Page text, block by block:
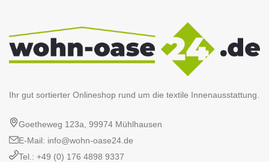
Ihr gut sortierter Onlineshop rund um die textile Innenausstattung.
Goetheweg 123a, 99974 Mühlhausen
E-Mail: info@wohn-oase24.de
Tel.: +49 (0) 176 4898 9337